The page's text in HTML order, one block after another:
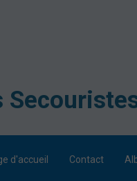
d'accueil Contact